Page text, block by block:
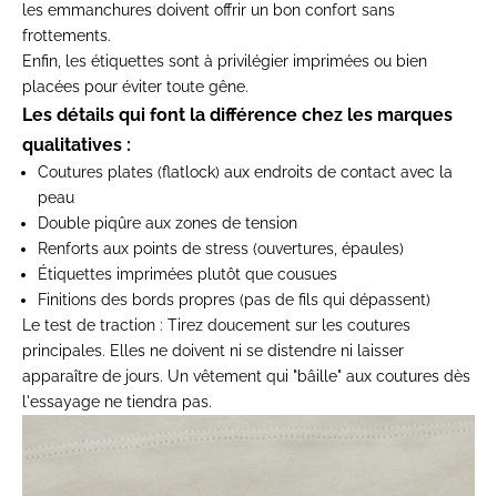
les emmanchures doivent offrir un bon confort sans
frottements.
Enfin, les étiquettes sont à privilégier imprimées ou bien
placées pour éviter toute gêne.
Les détails qui font la différence chez les marques
qualitatives :
Coutures plates (flatlock) aux endroits de contact avec la
peau
Double piqûre aux zones de tension
Renforts aux points de stress (ouvertures, épaules)
Étiquettes imprimées plutôt que cousues
Finitions des bords propres (pas de fils qui dépassent)
Le test de traction : Tirez doucement sur les coutures
principales. Elles ne doivent ni se distendre ni laisser
apparaître de jours. Un vêtement qui "bâille" aux coutures dès
l'essayage ne tiendra pas.